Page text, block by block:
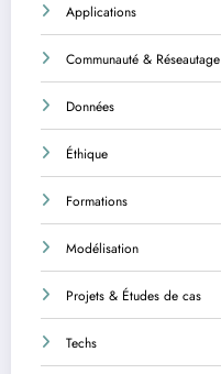
Applications
Communauté & Réseautage
Données
Éthique
Formations
Modélisation
Projets & Études de cas
Techs